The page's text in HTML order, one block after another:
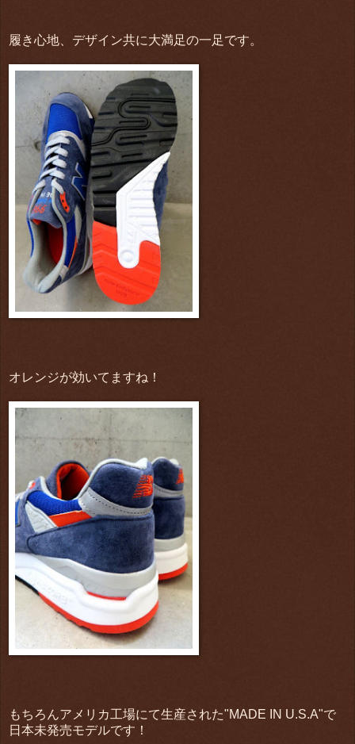
履き心地、デザイン共に大満足の一足です。
オレンジが効いてますね！
もちろんアメリカ工場にて生産された"MADE IN U.S.A"で
日本未発売モデルです！